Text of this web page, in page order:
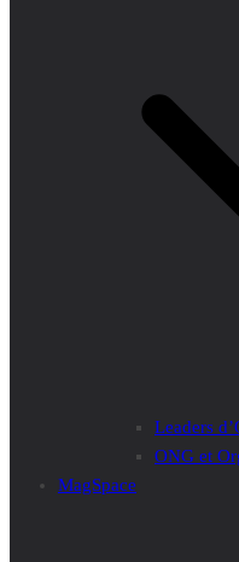
Leaders
ONG et
MagSpace